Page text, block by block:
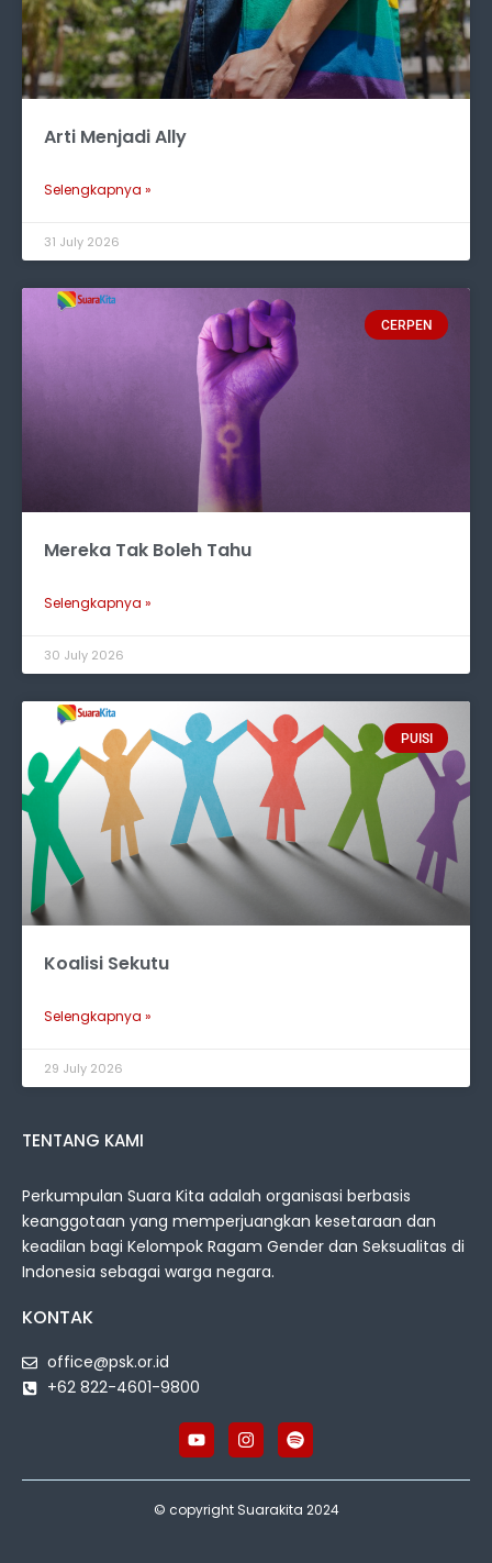
Arti Menjadi Ally
Selengkapnya »
31 July 2026
CERPEN
Mereka Tak Boleh Tahu
Selengkapnya »
30 July 2026
PUISI
Koalisi Sekutu
Selengkapnya »
29 July 2026
TENTANG KAMI
Perkumpulan Suara Kita adalah organisasi berbasis
keanggotaan yang memperjuangkan kesetaraan dan
keadilan bagi Kelompok Ragam Gender dan Seksualitas di
Indonesia sebagai warga negara.
KONTAK
office@psk.or.id
+62 822-4601-9800
© copyright Suarakita 2024